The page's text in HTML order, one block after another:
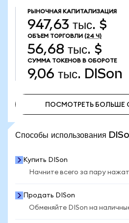
РЫНОЧНАЯ КАПИТАЛИЗАЦИЯ
947,63 тыс. $
ОБЪЕМ ТОРГОВЛИ (24 Ч)
56,68 тыс. $
СУММА ТОКЕНОВ В ОБОРОТЕ
9,06 тыс. DISon
ПОСМОТРЕТЬ БОЛЬШЕ
Способы использования
Купить DISon
Начните всего за пару
Продать DISon
Обменяйте DISon на